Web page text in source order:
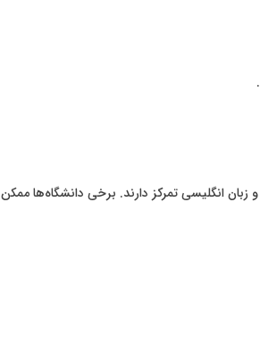
انگلیسی تمرکز دارند. برخی دانشگاه‌ها ممکن